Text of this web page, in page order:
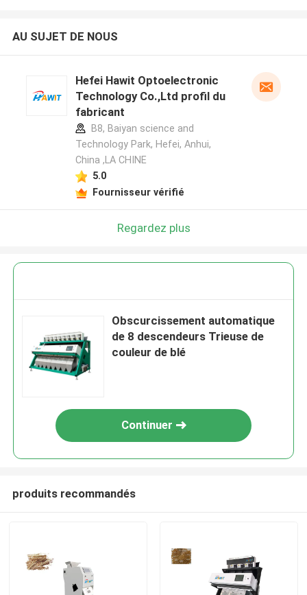
AU SUJET DE NOUS
Hefei Hawit Optoelectronic
Technology Co.,Ltd profil du
fabricant
B8, Baiyan science and
Technology Park, Hefei, Anhui,
China ,LA CHINE
5.0
Fournisseur vérifié
Regardez plus
Obscurcissement automatique
de 8 descendeurs Trieuse de
couleur de blé
Continuer
produits recommandés